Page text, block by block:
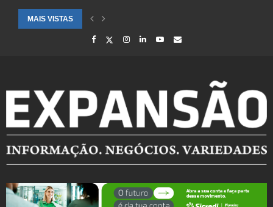
MAIS VISTAS
CIDADES ATENDIDAS PELO SEBRAE RS SÃO DESTAQUE EM